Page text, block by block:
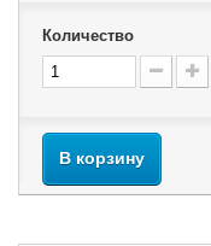
Количество
В корзину